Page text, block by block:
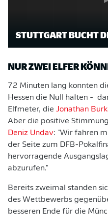
STUTTGART BUCHT
NUR ZWEI ELFER
72 Minuten lang konnten
Hessen die Null halten -
Elfmeter, die Jonathan
Aber die positive
Deniz Undav: "Wir fahren
der Seite zum DFB-
hervorragende
abzurufen."
Bereits zweimal standen
des Wettbewerbs
besseren Ende für die